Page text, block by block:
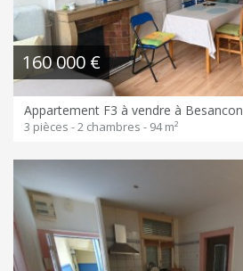
160 000 €
Appartement F3 à vendre à Besancon
3 pièces - 2 chambres - 94 m²